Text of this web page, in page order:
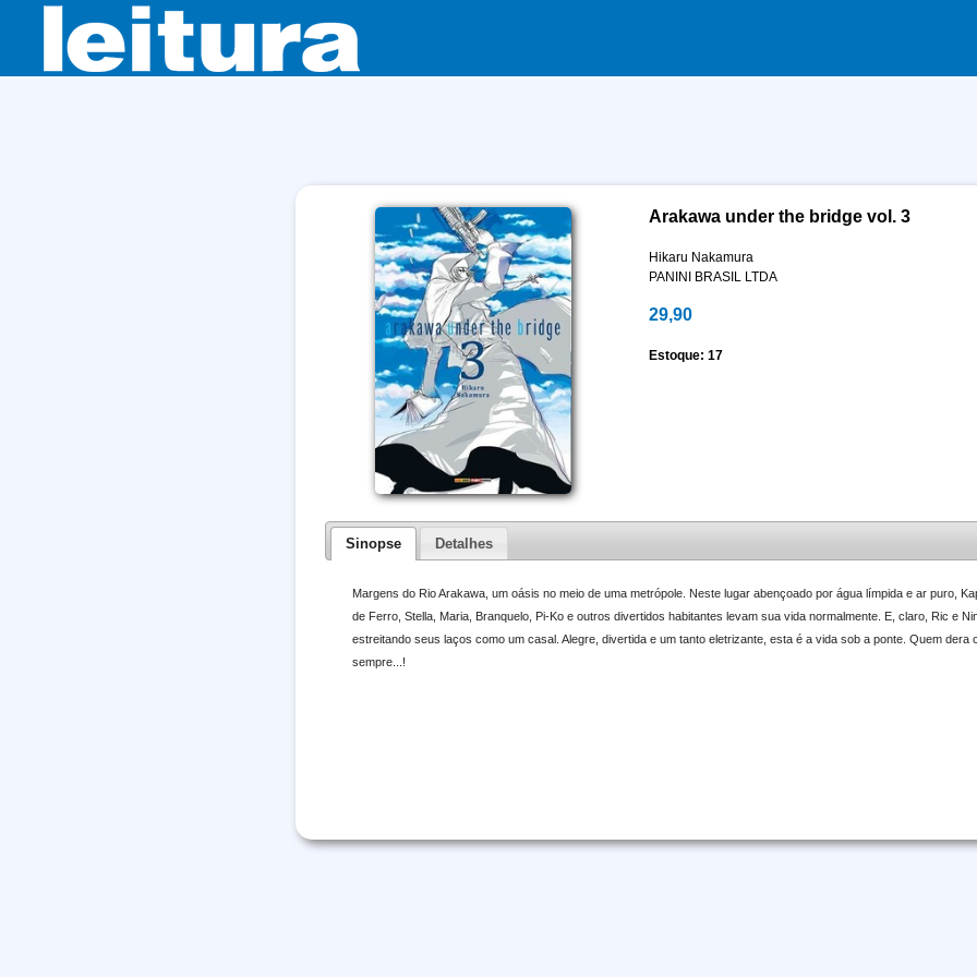
Arakawa under the bridge vol. 3
Hikaru Nakamura
PANINI BRASIL LTDA
29,90
Estoque: 17
Sinopse Detalhes
Margens do Rio Arakawa, um oásis no meio de uma metrópole. Neste lugar abençoado por água límpida e ar puro,
de Ferro, Stella, Maria, Branquelo, Pi-Ko e outros divertidos habitantes levam sua vida normalmente. E, claro, Ric e
estreitando seus laços como um casal. Alegre, divertida e um tanto eletrizante, esta é a vida sob a ponte. Quem dera
sempre...!